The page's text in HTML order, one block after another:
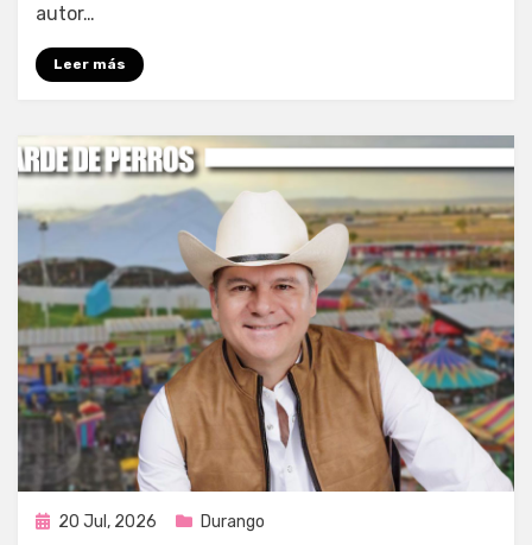
autor…
Leer más
Publicada
20 Jul, 2026 Durango